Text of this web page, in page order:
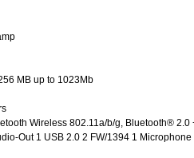
MB up to 1023Mb
Wireless 802.11a/b/g, Bluetooth® 2.0
Out 1 USB 2.0 2 FW/1394 1